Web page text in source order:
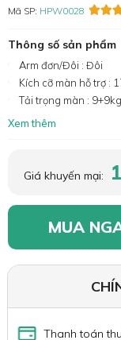
Mã SP: HPW0028
Thông số sản phẩm
Arm đơn/Đôi : Đôi
Kích cỡ màn hỗ trợ :
Tải trọng màn : 9+9kg
Xem thêm
Giá khuyến mại:
MUA
Thanh toán